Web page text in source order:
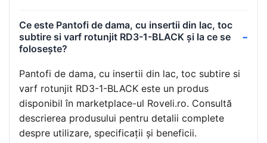
Ce este Pantofi de dama, cu insertii din lac, toc
subtire si varf rotunjit RD3-1-BLACK și la ce se
folosește?
Pantofi de dama, cu insertii din lac, toc subtire si
varf rotunjit RD3-1-BLACK este un produs
disponibil în marketplace-ul Roveli.ro. Consultă
descrierea produsului pentru detalii complete
despre utilizare, specificații și beneficii.